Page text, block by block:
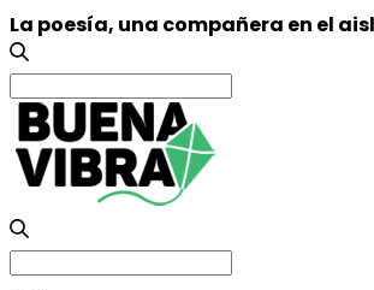
La poesía, una compañera en el
Search
for:
Search